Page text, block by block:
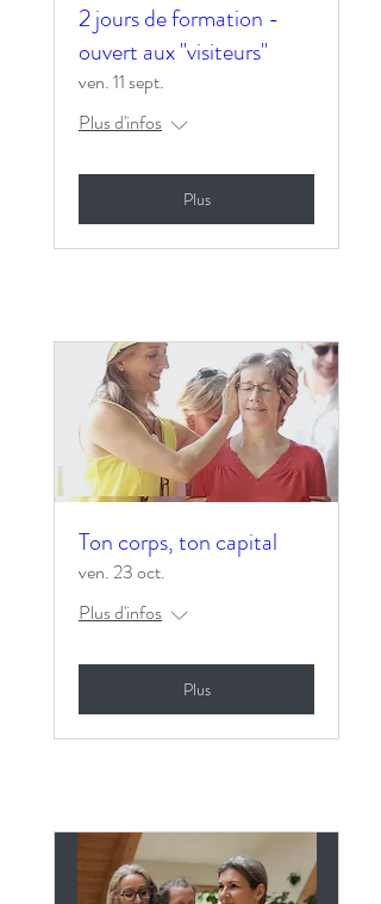
2 jours de formation -
ouvert aux "visiteurs"
ven. 11 sept.
Plus d'infos
Plus
Ton corps, ton capital
ven. 23 oct.
Plus d'infos
Plus